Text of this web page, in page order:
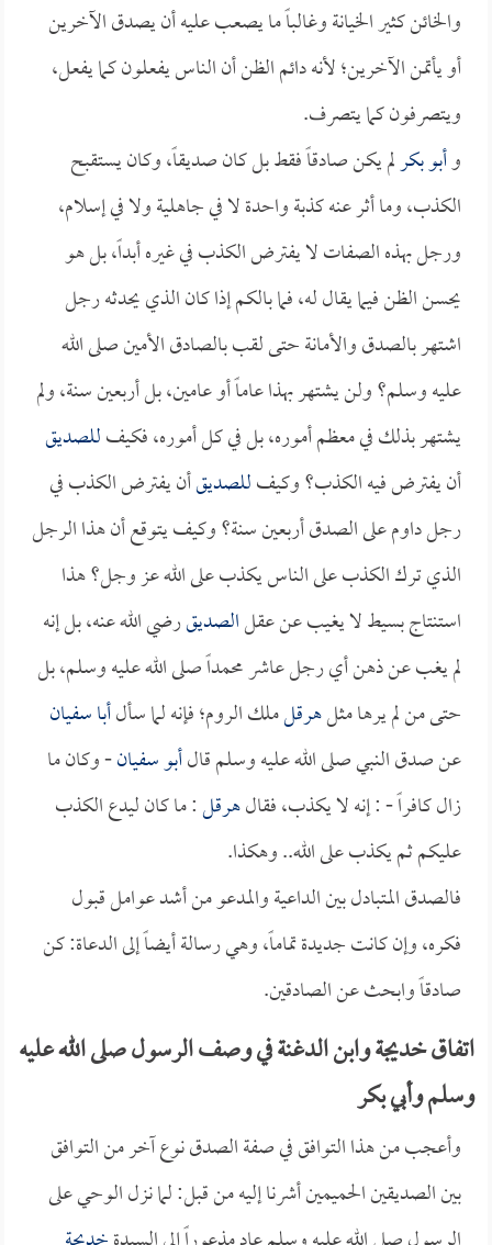
والخائن كثير الخيانة وغالباً ما يصعب عليه أن يصدق الآخرين
أو يأتمن الآخرين؛ لأنه دائم الظن أن الناس يفعلون كما يفعل،
ويتصرفون كما يتصرف.
وأبو بكرلم يكن صادقاً فقط بل كان صديقاً، وكان يستقبح
الكذب، وما أثر عنه كذبة واحدة لا في جاهلية ولا في إسلام،
ورجل بهذه الصفات لا يفترض الكذب في غيره أبداً، بل هو
يحسن الظن فيما يقال له، فما بالكم إذا كان الذي يحدثه رجل
اشتهر بالصدق والأمانة حتى لقب بالصادق الأمين صلى الله
عليه وسلم؟ ولن يشتهر بهذا عاماً أو عامين، بل أربعين سنة، ولم
يشتهر بذلك في معظم أموره، بل في كل أموره، فكيفللصديق
أن يفترض فيه الكذب؟ وكيفللصديقأن يفترض الكذب في
رجل داوم على الصدق أربعين سنة؟ وكيف يتوقع أن هذا الرجل
الذي ترك الكذب على الناس يكذب على الله عز وجل؟ هذا
استنتاج بسيط لا يغيب عن عقلالصديقرضي الله عنه، بل إنه
لم يغب عن ذهن أي رجل عاشر محمداً صلى الله عليه وسلم، بل
حتى من لم يرها مثلهرقلملك الروم؛ فإنه لما سألأبا سفيان
عن صدق النبي صلى الله عليه وسلم قالأبو سفيان- وكان ما
زال كافراً - : إنه لا يكذب، فقالهرقل: ما كان ليدع الكذب
عليكم ثم يكذب على الله.. وهكذا.
فالصدق المتبادل بين الداعية والمدعو من أشد عوامل قبول
فكره، وإن كانت جديدة تماماً، وهي رسالة أيضاً إلى الدعاة: كن
صادقاً وابحث عن الصادقين.
اتفاق خديجة وابن الدغنة في وصف الرسول صلى الله عليه
وسلم وأبي بكر
وأعجب من هذا التوافق في صفة الصدق نوع آخر من التوافق
بين الصديقين الحميمين أشرنا إليه من قبل: لما نزل الوحي على